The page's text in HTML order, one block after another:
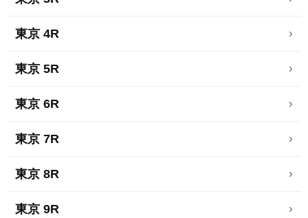
東京 4R ›
東京 5R ›
東京 6R ›
東京 7R ›
東京 8R ›
東京 9R ›